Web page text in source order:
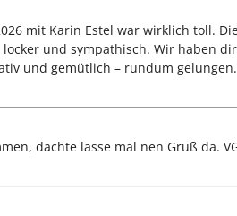
mit Karin Estel war wirklich toll.
und sympathisch. Wir haben
und gemütlich – rundum gelungen.
dachte lasse mal nen Gruß da.